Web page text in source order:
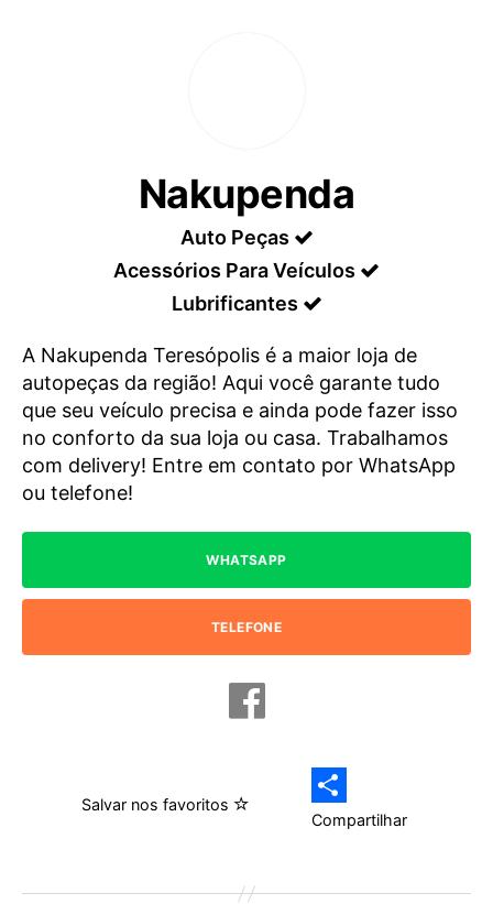
Nakupenda
Auto Peças
Acessórios Para Veículos
Lubrificantes
A Nakupenda Teresópolis é a maior loja de
autopeças da região! Aqui você garante tudo
que seu veículo precisa e ainda pode fazer isso
no conforto da sua loja ou casa. Trabalhamos
com delivery! Entre em contato por WhatsApp
ou telefone!
WHATSAPP
TELEFONE
Salvar nos favoritos
Compartilhar